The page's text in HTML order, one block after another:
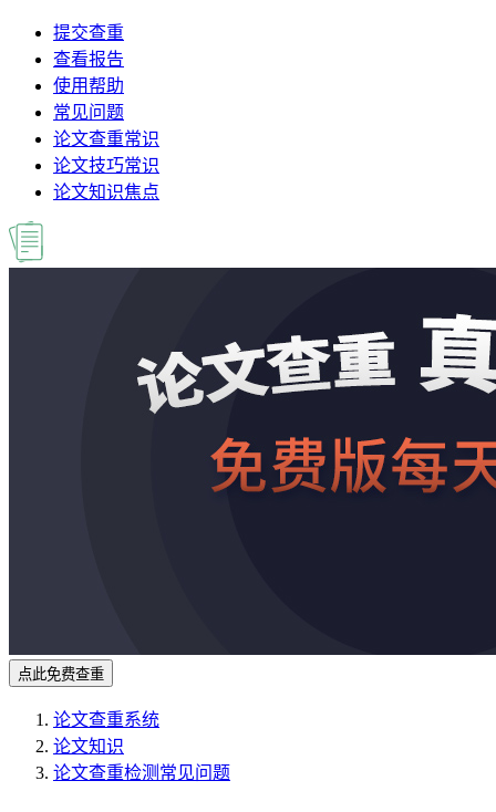
提交查重
查看报告
使用帮助
常见问题
论文查重常识
论文技巧常识
论文知识焦点
点此免费查重
论文查重系统
论文知识
论文查重检测常见问题